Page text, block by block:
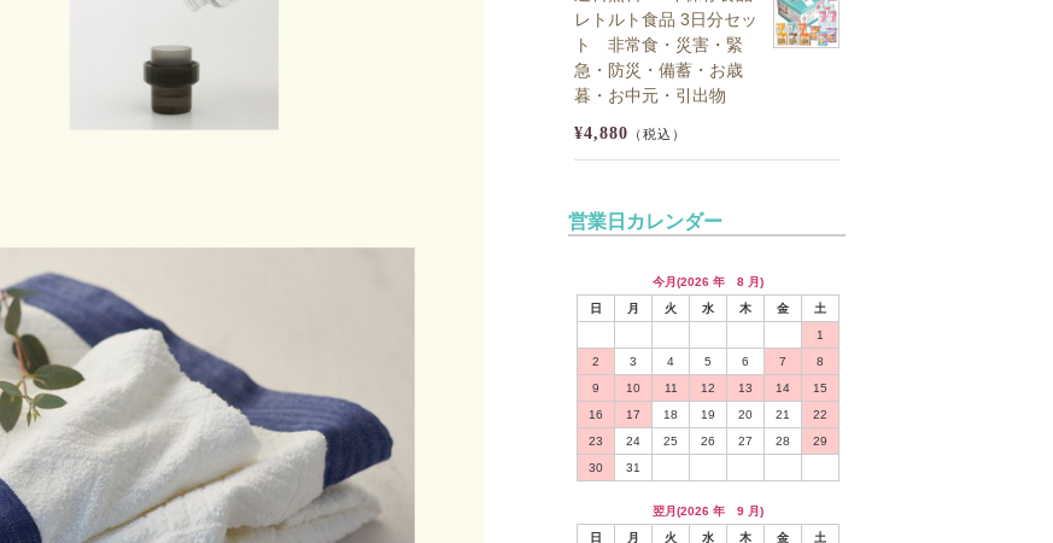
レトルト食品 3日分セッ
ト 非常食・災害・緊
急・防災・備蓄・お歳
暮・お中元・引出物
¥4,880 （税込）
営業日カレンダー
今月(2026 年 8 月)
日
月 火 水 木 金
土
1
2
3 4 5 6 7
8
9
10 11 12 13 14
15
16
17 18 19 20 21
22
23
24 25 26 27 28
29
30
31
翌月(2026 年 9 月)
日
月 火 水 木 金 土